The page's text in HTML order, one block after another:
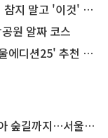
'이것' 해보세요!
원 알짜 코스
션25' 추천 코스
…서울둘레길 15코스